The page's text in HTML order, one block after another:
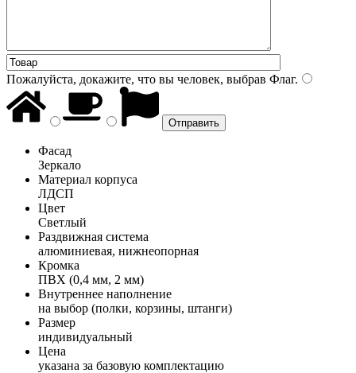
Пожалуйста, докажите, что вы человек, выбрав Флаг.
Фасад
Зеркало
Материал корпуса
ЛДСП
Цвет
Светлый
Раздвижная система
алюминиевая, нижнеопорная
Кромка
ПВХ (0,4 мм, 2 мм)
Внутреннее наполнение
на выбор (полки, корзины, штанги)
Размер
индивидуальный
Цена
указана за базовую комплектацию